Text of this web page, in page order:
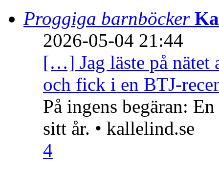
Proggiga barnböcker
2026-05-04 21:44
[…] Jag läste på nätet
och fick i en BTJ-
På ingens begäran:
sitt år. • kallelind.se
4